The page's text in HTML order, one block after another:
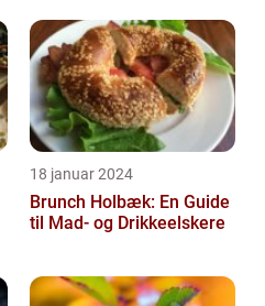
18 januar 2024
Brunch Holbæk: En Guide
til Mad- og Drikkeelskere